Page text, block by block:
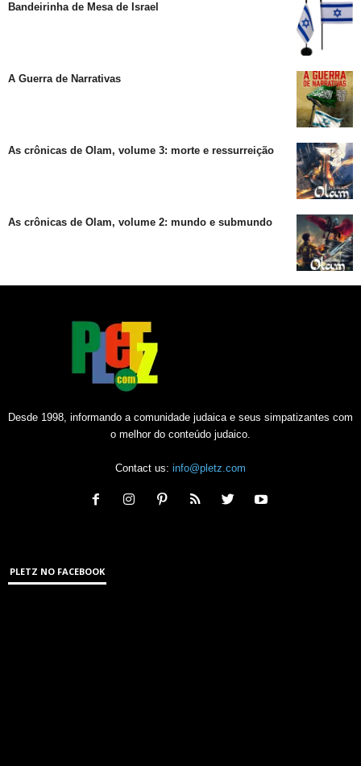
Bandeirinha de Mesa de Israel
A Guerra de Narrativas
As crônicas de Olam, volume 3: morte e ressurreição
As crônicas de Olam, volume 2: mundo e submundo
Desde 1998, informando a comunidade judaica e seus simpatizantes com
o melhor do conteúdo judaico.
Contact us: info@pletz.com
PLETZ NO FACEBOOK